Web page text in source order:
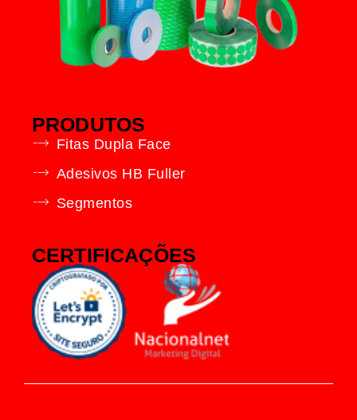
PRODUTOS
Fitas Dupla Face
Adesivos HB Fuller
Segmentos
CERTIFICAÇÕES